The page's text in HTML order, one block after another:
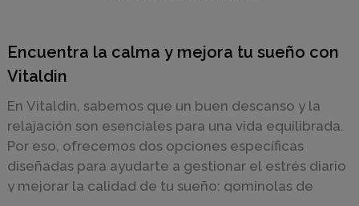
Encuentra la calma y mejora tu sueño con
Vitaldin
En Vitaldin, sabemos que un buen descanso y la
relajación son esenciales para una vida equilibrada.
Por eso, ofrecemos dos opciones específicas
diseñadas para ayudarte a gestionar el estrés diario
y mejorar la calidad de tu sueño: gominolas de